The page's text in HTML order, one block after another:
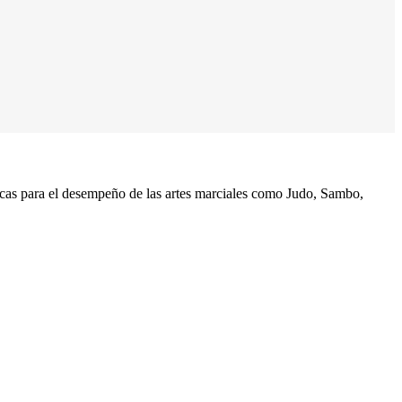
para el desempeño de las artes marciales como Judo, Sambo,